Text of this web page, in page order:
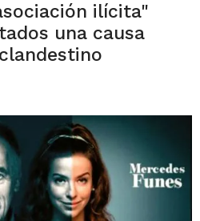
ilícita"
una causa